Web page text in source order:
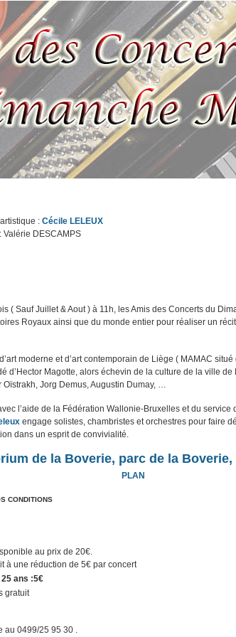
: Cécile LELEUX
DESCAMPS
( Sauf Juillet & Aout ) à 11h, les Amis des Concerts du
Royaux ainsi que du monde entier pour réaliser un
moderne et d’art contemporain de Liège ( MAMAC
d’Hector Magotte, alors échevin de la culture de la ville
Jorg Demus, Augustin Dumay, …
l’aide de la Fédération Wallonie-Bruxelles et du
engage solistes, chambristes et orchestres pour faire
dans un esprit de convivialité.
de la Boverie, parc de la Boverie,
PLAN
CONDITIONS
au prix de 20€.
à une réduction de 5€ par concert
ans :5€
gratuit
au 0499/25 95 30 .